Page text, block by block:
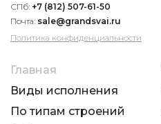
СПб: +7 (812) 507-61-50
Почта: sale@grandsvai.ru
Политика конфиденциальности
Главная
Виды исполнения
По типам строений